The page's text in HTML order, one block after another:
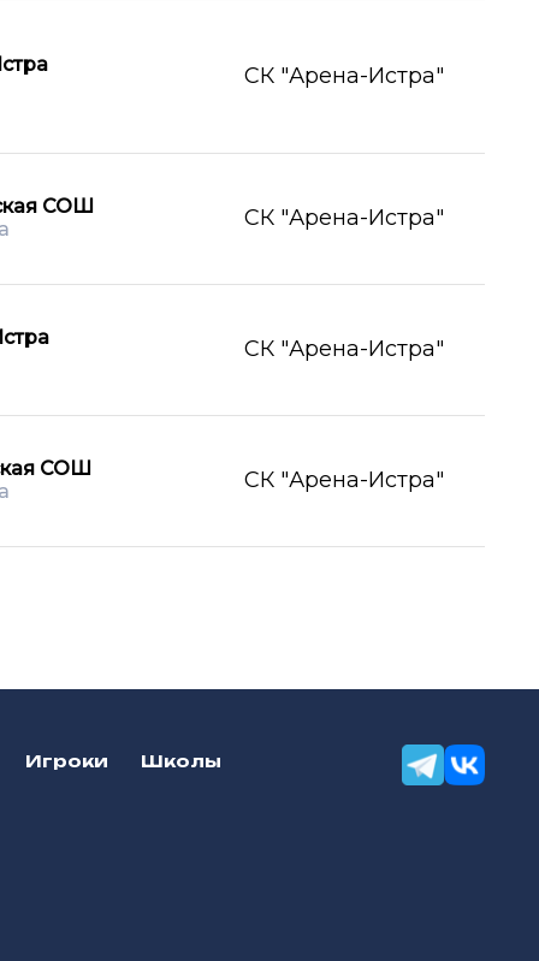
СК "Арена-Истра"
СОШ
СК "Арена-Истра"
СК "Арена-Истра"
СОШ
СК "Арена-Истра"
Игроки Школы